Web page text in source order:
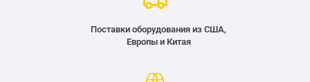
Поставки оборудования из США,
Европы и Китая